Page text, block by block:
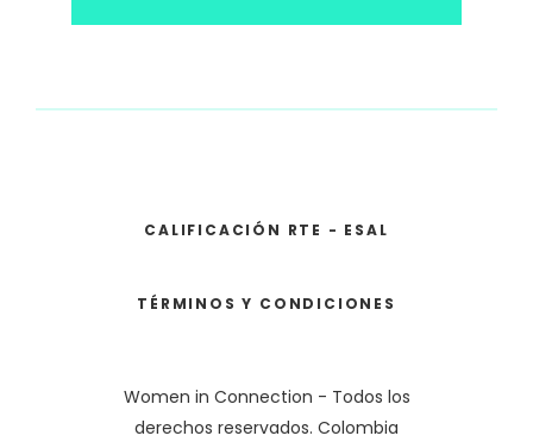
Women in Connection - Todos los
derechos reservados. Colombia
TÉRMINOS Y CONDICIONES
CALIFICACIÓN RTE - ESAL